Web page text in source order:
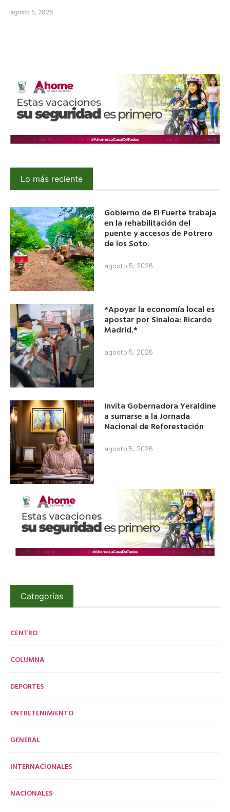
agosto 5, 2026
Lo más reciente
Gobierno de El Fuerte trabaja
en la rehabilitación del
puente y accesos de Potrero
de los Soto.
agosto 5, 2026
*Apoyar la economía local es
apostar por Sinaloa: Ricardo
Madrid.*
agosto 5, 2026
Invita Gobernadora Yeraldine
a sumarse a la Jornada
Nacional de Reforestación
agosto 5, 2026
Categorías
CENTRO
COLUMNA
DEPORTES
ENTRETENIMIENTO
GENERAL
INTERNACIONALES
NACIONALES